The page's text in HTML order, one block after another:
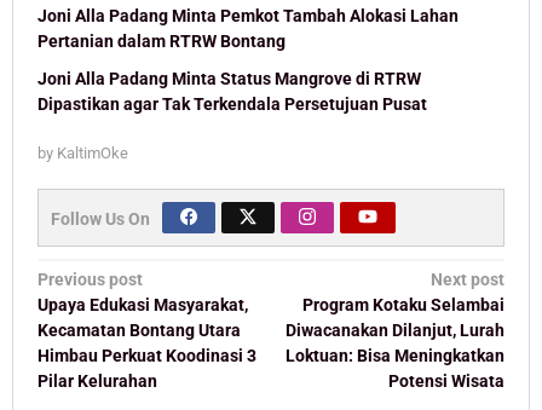
Joni Alla Padang Minta Pemkot Tambah Alokasi Lahan
Pertanian dalam RTRW Bontang
Joni Alla Padang Minta Status Mangrove di RTRW
Dipastikan agar Tak Terkendala Persetujuan Pusat
by KaltimOke
Follow Us On
Post
navigation
Previous post
Upaya Edukasi Masyarakat,
Kecamatan Bontang Utara
Himbau Perkuat Koodinasi 3
Pilar Kelurahan
Next post
Program Kotaku Selambai
Diwacanakan Dilanjut, Lurah
Loktuan: Bisa Meningkatkan
Potensi Wisata